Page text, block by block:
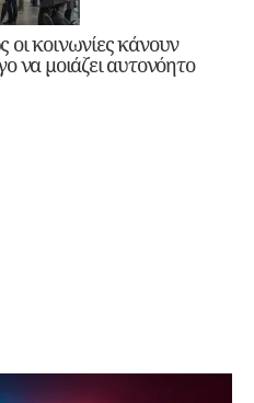
κοινωνίες κάνουν
να μοιάζει αυτονόητο